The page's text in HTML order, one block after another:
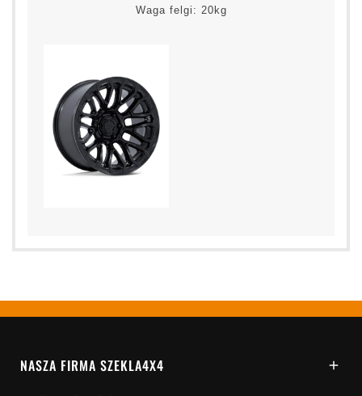
Waga felgi: 20kg
NASZA FIRMA SZEKLA4X4 